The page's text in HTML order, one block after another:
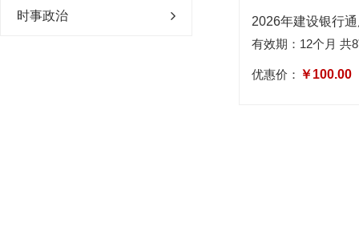
时事政治
有效期：12个月 共
优惠价： ￥100.00